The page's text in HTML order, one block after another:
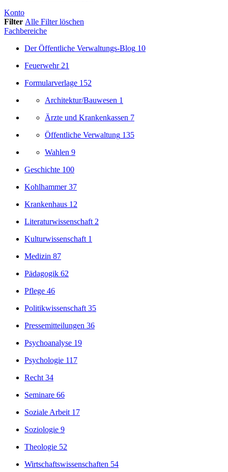
Konto
Filter Alle Filter löschen
Fachbereiche
Der Öffentliche Verwaltungs-Blog 10
Feuerwehr 21
Formularverlage 152
Architektur/Bauwesen 1
Ärzte und Krankenkassen 7
Öffentliche Verwaltung 135
Wahlen 9
Geschichte 100
Kohlhammer 37
Krankenhaus 12
Literaturwissenschaft 2
Kulturwissenschaft 1
Medizin 87
Pädagogik 62
Pflege 46
Politikwissenschaft 35
Pressemitteilungen 36
Psychoanalyse 19
Psychologie 117
Recht 34
Seminare 66
Soziale Arbeit 17
Soziologie 9
Theologie 52
Wirtschaftswissenschaften 54